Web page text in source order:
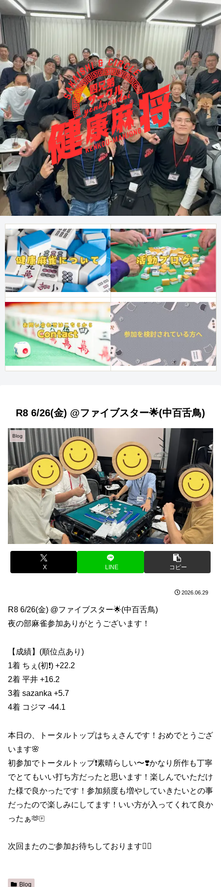
R8 6/26(金) @ファイブスター🌟(中百舌鳥)
Blog
X LINE コピー
2026.06.29
R8 6/26(金) @ファイブスター🌟(中百舌鳥)
夜の部麻雀参加ありがとうございます！
【成績】(順位点あり)
1着 ちぇ(初❗️) +22.2
2着 平井 +16.2
3着 sazanka +5.7
4着 コジマ -44.1
本日の、トータルトップはちぇさんです！おめでとうござ
います🌸
初参加でトータルトップ❗️素晴らしい〜❣️かなり所作も丁寧
でとてもいい打ち方だったと思います！楽しんでいただけ
た様で良かったです！参加頻度も増やしていきたいとの事
だったので楽しみにしてます！いい方が入ってくれて良か
ったぁ🫶🀄️
次回またのご参加お待ちしております🙇‍♀️
Blog